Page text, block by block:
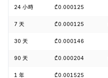
24 小時 ₾0.000125
7 天 ₾0.000125
30 天 ₾0.000146
90 天 ₾0.000204
1 年 ₾0.001525